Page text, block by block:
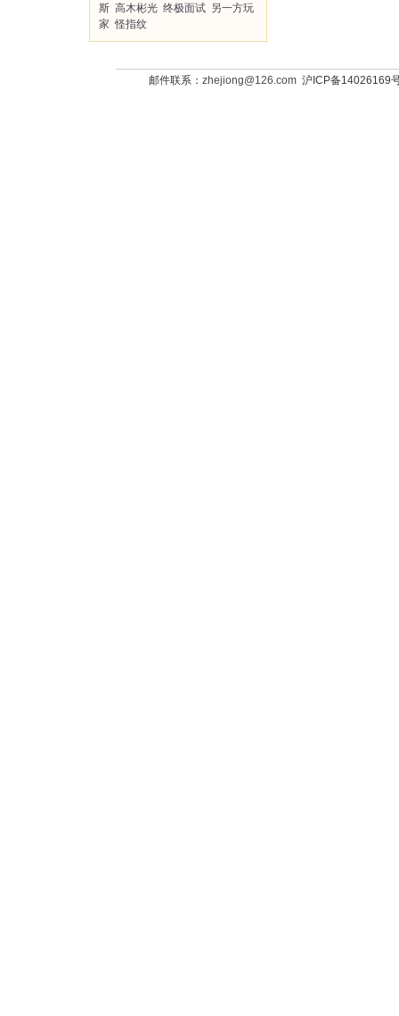
斯 高木彬光 终极面试 另一方玩
家 怪指纹
邮件联系： zhejiong@126.com沪ICP备14026169